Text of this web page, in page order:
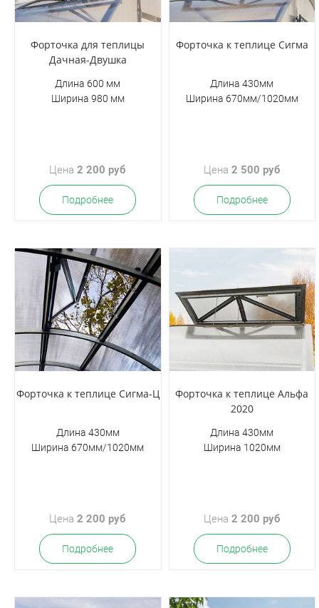
Форточка для теплицы
Дачная-Двушка
Длина 600 мм
Ширина 980 мм
Цена2 200 руб
Подробнее
Форточка к теплице Сигма
Длина 430мм
Ширина 670мм/1020мм
Цена 2 500 руб
Подробнее
Форточка к теплице Сигма-Ц
Длина 430мм
Ширина 670мм/1020мм
Цена2 200 руб
Подробнее
Форточка к теплице Альфа
2020
Длина 430мм
Ширина 1020мм
Цена 2 200 руб
Подробнее